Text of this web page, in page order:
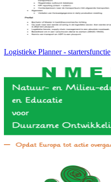
Logistieke Planner - startersfunctie